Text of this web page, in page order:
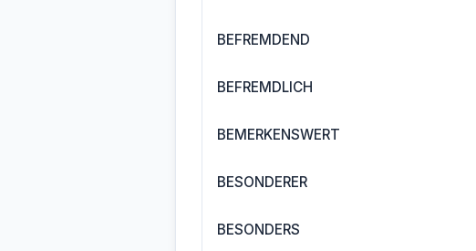
BEFREMDEND
BEFREMDLICH
BEMERKENSWERT
BESONDERER
BESONDERS